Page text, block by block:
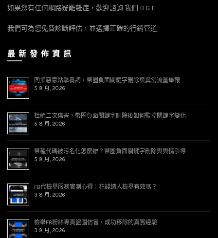
如果您有任何網路疑難雜症，歡迎諮詢 我們 B G E
我們可為您免費診斷評估，並選擇正確的行銷管道
最 新 發 佈 資 訊
同業惡意點擊養詞，幣圈負面關鍵字刪除與異常流量舉報
5 8 月, 2026
杜絕二次傷害，幣圈負面關鍵字刪除後如何監控關鍵字變化
5 8 月, 2026
幣種代碼被污名化怎麼辦？幣圈負面關鍵字刪除與輿情引導
5 8 月, 2026
FB代檢舉服務實測心得：花錢請人檢舉有效嗎？
3 8 月, 2026
檢舉FB粉絲專頁盜圖仿冒，成功移除的真實經驗
3 8 月, 2026